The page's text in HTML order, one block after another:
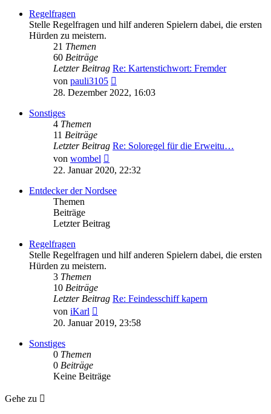
Regelfragen
Stelle Regelfragen und hilf anderen Spielern dabei, die ersten
Hürden zu meistern.
21 Themen
60 Beiträge
Letzter Beitrag Re: Kartenstichwort: Fremder
von pauli3105
Beitrag
28. Dezember 2022, 16:03
Sonstiges
4 Themen
11 Beiträge
Letzter Beitrag Re: Soloregel für die Erweitu…
von wombel
Beitrag
22. Januar 2020, 22:32
Entdecker der Nordsee
Themen
Beiträge
Letzter Beitrag
Regelfragen
Stelle Regelfragen und hilf anderen Spielern dabei, die ersten
Hürden zu meistern.
3 Themen
10 Beiträge
Letzter Beitrag Re: Feindesschiff kapern
von iKarl
Beitrag
20. Januar 2019, 23:58
Sonstiges
0 Themen
0 Beiträge
Keine Beiträge
Gehe zu